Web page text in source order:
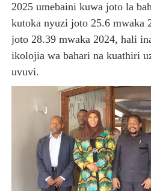
2025 umebaini kuwa joto la
kutoka nyuzi joto 25.6 mwaka
joto 28.39 mwaka 2024, hali
ikolojia wa bahari na kuathiri
uvuvi.